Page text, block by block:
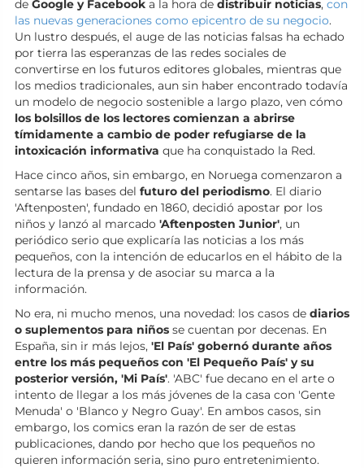
de Google y Facebook a la hora de distribuir noticias, con
las nuevas generaciones como epicentro de su negocio.
Un lustro después, el auge de las noticias falsas ha echado
por tierra las esperanzas de las redes sociales de
convertirse en los futuros editores globales, mientras que
los medios tradicionales, aun sin haber encontrado todavía
un modelo de negocio sostenible a largo plazo, ven cómo
los bolsillos de los lectores comienzan a abrirse
tímidamente a cambio de poder refugiarse de la
intoxicación informativa que ha conquistado la Red.
Hace cinco años, sin embargo, en Noruega comenzaron a
sentarse las bases del futuro del periodismo. El diario
'Aftenposten', fundado en 1860, decidió apostar por los
niños y lanzó al marcado 'Aftenposten Junior', un
periódico serio que explicaría las noticias a los más
pequeños, con la intención de educarlos en el hábito de la
lectura de la prensa y de asociar su marca a la
información.
No era, ni mucho menos, una novedad: los casos de diarios
o suplementos para niños se cuentan por decenas. En
España, sin ir más lejos, 'El País' gobernó durante años
entre los más pequeños con 'El Pequeño País' y su
posterior versión, 'Mi País'. 'ABC' fue decano en el arte o
intento de llegar a los más jóvenes de la casa con 'Gente
Menuda' o 'Blanco y Negro Guay'. En ambos casos, sin
embargo, los comics eran la razón de ser de estas
publicaciones, dando por hecho que los pequeños no
quieren información seria, sino puro entretenimiento.